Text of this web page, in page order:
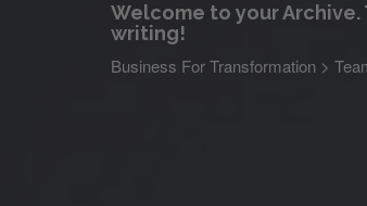
Welcome to your
writing!
Business For Transformation >